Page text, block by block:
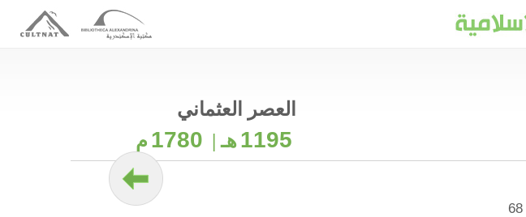
العصر العثماني
1195هـ | 1780 م
68